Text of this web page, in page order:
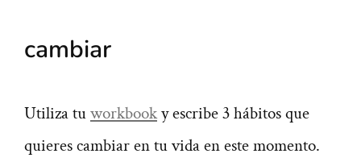
cambiar
Utiliza tuworkbooky escribe 3 hábitos que
quieres cambiar en tu vida en este momento.